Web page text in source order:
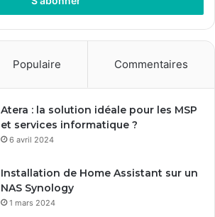
Populaire Commentaires
Atera : la solution idéale pour les MSP
et services informatique ?
6 avril 2024
Installation de Home Assistant sur un
NAS Synology
1 mars 2024